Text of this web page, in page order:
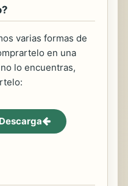
varias formas de
en una
lo encuentras,